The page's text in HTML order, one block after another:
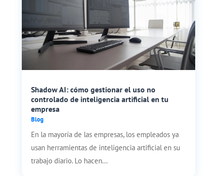
Shadow AI: cómo gestionar el uso no
controlado de inteligencia artificial en tu
empresa
Blog
En la mayoría de las empresas, los empleados ya
usan herramientas de inteligencia artificial en su
trabajo diario. Lo hacen...